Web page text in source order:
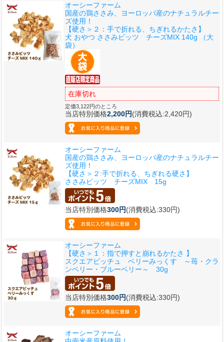
オーシーファーム
国産の鶏ささみ、ヨーロッパ産のナチュラルチー
ズ使用！
【硬さ＞２：手で折れる、ちぎれるかたさ】
犬 おやつ ささみビッツ チーズMIX 140g （大
袋）
在庫切れ
定価3,122円のところ
当店特別価格2,200円(消費税込:2,420円)
オーシーファーム
国産の鶏ささみ、ヨーロッパ産のナチュラルチー
ズ使用！
【硬さ＞２:手で折れる、ちぎれる硬さ】
ささみビッツ チーズMIX 15g
当店特別価格300円(消費税込:330円)
オーシーファーム
【硬さ＞１：指で押すと崩れるかたさ 】
スクエアビッチュ ベリーみっくす ～苺・クラ
ンベリー・ブルーベリー～ 30g
当店特別価格300円(消費税込:330円)
オーシーファーム